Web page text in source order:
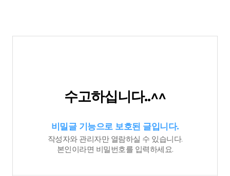
수고하십니다..^^
비밀글 기능으로 보호된 글입니다.
작성자와 관리자만 열람하실 수 있습니다.
본인이라면 비밀번호를 입력하세요.